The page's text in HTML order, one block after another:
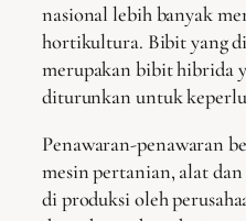
nasional lebih banyak
hortikultura. Bibit yang
merupakan bibit hibrida
diturunkan untuk
Penawaran-penawaran
mesin pertanian, alat
di produksi oleh